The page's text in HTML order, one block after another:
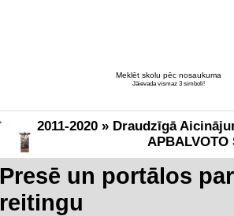
Meklēt skolu pēc nosaukuma
Jāievada vismaz 3 simboli!
2011-2020 » Draudzīgā
APBALVOTO
Presē un portālos
reitingu